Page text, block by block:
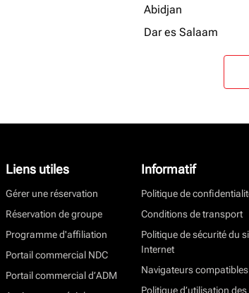
Abidjan
Dar es Salaam
Liens utiles
Gérer une réservation
Réservation de groupe
Programme d'affiliation
Portail commercial NDC
Portail commercial d’ADM
Informatif
Politique de
Conditions de transport
Politique de sécurité du
Internet
Navigateurs compatibles
Politique d’utilisation des